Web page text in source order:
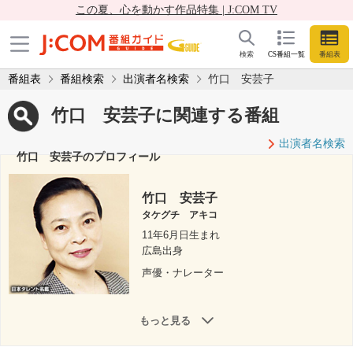
この夏、心を動かす作品特集 | J:COM TV
CS番組一覧 番組表
検索
番組表 番組検索 出演者名検索 竹口 安芸子
竹口 安芸子に関連する番組
出演者名検索
竹口 安芸子のプロフィール
竹口 安芸子
タケグチ アキコ
11年6月日生まれ
広島出身
声優・ナレーター
もっと見る